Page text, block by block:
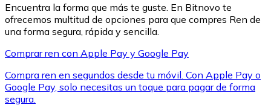
XRP
XRP
Encuentra la forma que más te guste. En Bitnovo te
ofrecemos multitud de opciones para que compres Ren de
una forma segura, rápida y sencilla.
Comprar ren con Apple Pay y Google Pay
Compra ren en segundos desde tu móvil. Con Apple Pay o
Google Pay, solo necesitas un toque para pagar de forma
segura.